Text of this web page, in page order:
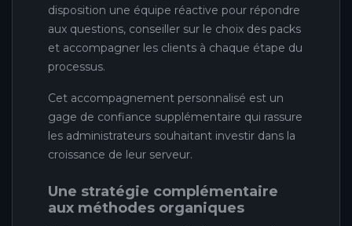
disposition une équipe réactive pour répondre
aux questions, conseiller sur le choix des packs
et accompagner les clients à chaque étape du
processus.
Cet accompagnement personnalisé est un
gage de confiance supplémentaire qui rassure
les administrateurs souhaitant investir dans la
croissance de leur serveur.
Une stratégie complémentaire
aux méthodes organiques